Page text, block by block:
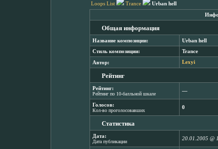
Loops List Trance Urban hell
Общая информация
Название композиции: Urban hell
Стиль композиции: Trance
Автор: Lexyi
Рейтинг
Рейтинг:
Рейтинг по 10-балльной шкале
―
Голосов:
Кол-во проголосовавших
0
Статистика
Дата:
Дата публикации
20.01.2005 @